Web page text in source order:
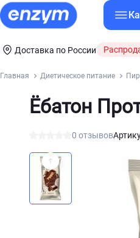
Доставка по России
Главная Диетическое питание
Ёбатон
0 отзывов